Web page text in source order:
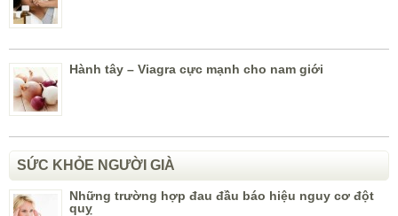
Hành tây – Viagra cực mạnh cho nam giới
SỨC KHỎE NGƯỜI GIÀ
Những trường hợp đau đầu báo hiệu nguy cơ đột
quỵ